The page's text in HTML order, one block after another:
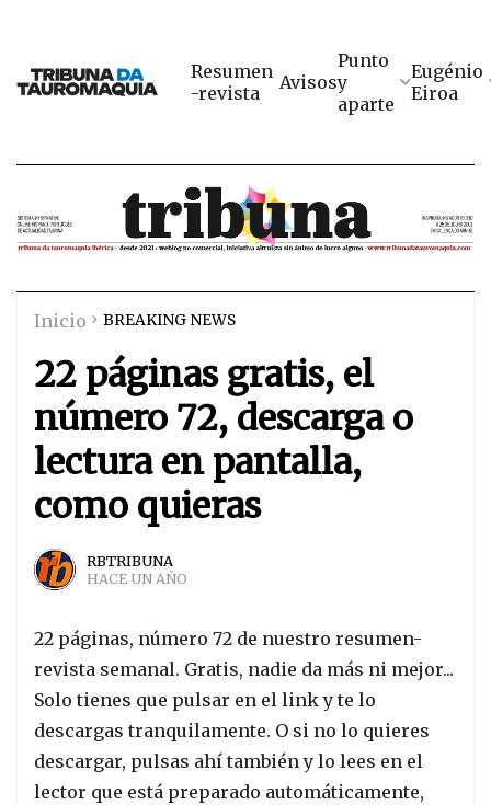
Resumen
-revista
Avisos
Punto
y
aparte
Eugénio
Eiroa
Inicio BREAKING NEWS
22 páginas gratis, el
número 72, descarga o
lectura en pantalla,
como quieras
RBTRIBUNA
HACE UN AÑO
22 páginas, número 72 de nuestro resumen-
revista semanal. Gratis, nadie da más ni mejor...
Solo tienes que pulsar en el link y te lo
descargas tranquilamente. O si no lo quieres
descargar, pulsas ahí también y lo lees en el
lector que está preparado automáticamente,